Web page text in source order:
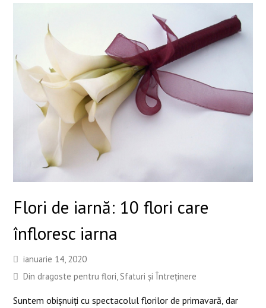
Flori de iarnă: 10 flori care
înfloresc iarna
ianuarie 14, 2020
Din dragoste pentru flori,Sfaturi și Întreținere
Suntem obișnuiți cu spectacolul florilor de primavară, dar